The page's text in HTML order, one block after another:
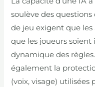
soulève des
de jeu exigent que
que les joueurs
dynamique des
également la
(voix, visage) utilisées